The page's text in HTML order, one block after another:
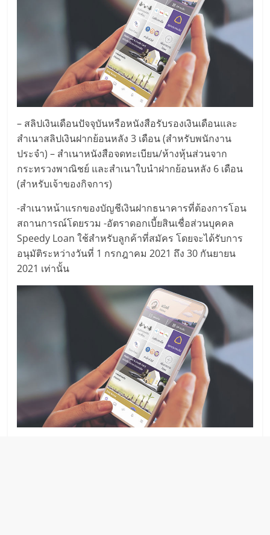
– สลิปเงินเดือนปัจจุบันหรือหนังสือรับรองเงินเดือนและ
สำเนาสลิปเงินฝากย้อนหลัง 3 เดือน (สำหรับพนักงาน
ประจำ) – สำเนาหนังสือจดทะเบียน/ห้างหุ้นส่วนจาก
กระทรวงพาณิชย์ และสำเนาใบนำฝากย้อนหลัง 6 เดือน
(สำหรับเจ้าของกิจการ)
-สำเนาหน้าแรกของบัญชีเงินฝากธนาคารที่ต้องการโอน
สถานการณ์โดยรวม -อัตราดอกเบี้ยสินเชื่อส่วนบุคคล
Speedy Loan ใช้สำหรับลูกค้าที่สมัคร โดยจะได้รับการ
อนุมัติระหว่างวันที่ 1 กรกฎาคม 2021 ถึง 30 กันยายน
2021 เท่านั้น